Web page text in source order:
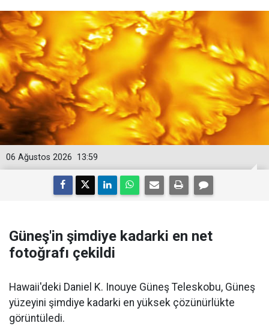
13:59
06 Ağustos 2026
Güneş'in şimdiye kadarki en net
fotoğrafı çekildi
Hawaii'deki Daniel K. Inouye Güneş Teleskobu, Güneş
yüzeyini şimdiye kadarki en yüksek çözünürlükte
görüntüledi.